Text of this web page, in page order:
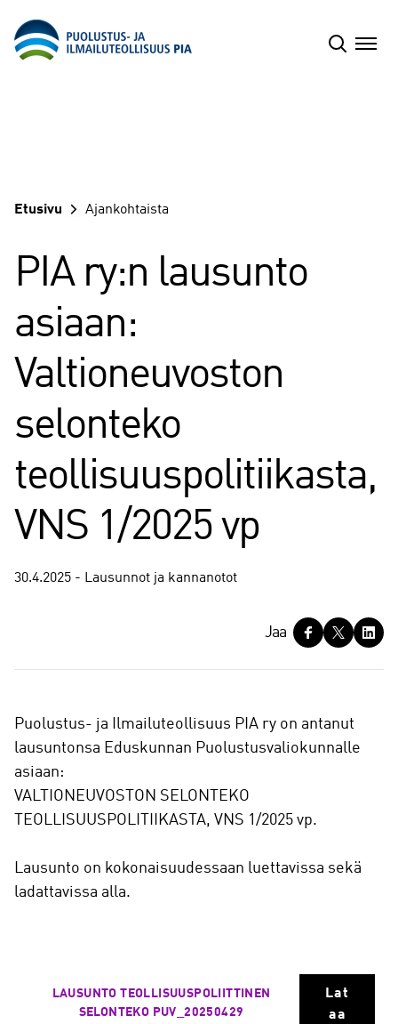
sisältöön
Etusivu Ajankohtaista
PIA ry:n lausunto
asiaan:
Valtioneuvoston
selonteko
teollisuuspolitiikasta,
VNS 1/2025 vp
30.4.2025 - Lausunnot ja kannanotot
a
Jaa
Puolustus- ja Ilmailuteollisuus PIA ry on antanut
lausuntonsa Eduskunnan Puolustusvaliokunnalle
asiaan:
VALTIONEUVOSTON SELONTEKO
TEOLLISUUSPOLITIIKASTA, VNS 1/2025 vp.
Lausunto on kokonaisuudessaan luettavissa sekä
ladattavissa alla.
LAUSUNTO TEOLLISUUSPOLIITTINEN
SELONTEKO PUV_20250429
Lat
aa